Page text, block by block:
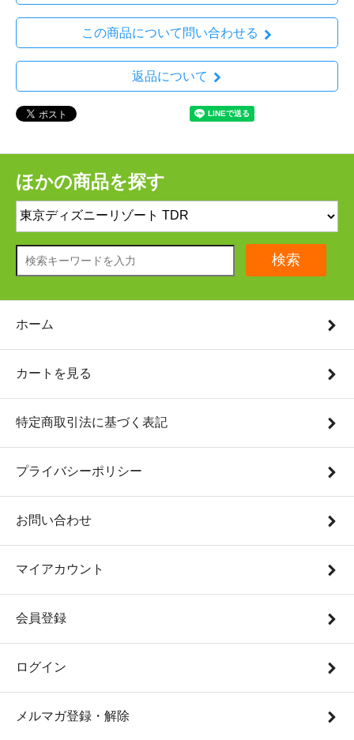
この商品について問い合わせる
返品について
ほかの商品を探す
検索
ホーム
カートを見る
特定商取引法に基づく表記
プライバシーポリシー
お問い合わせ
マイアカウント
会員登録
ログイン
メルマガ登録・解除